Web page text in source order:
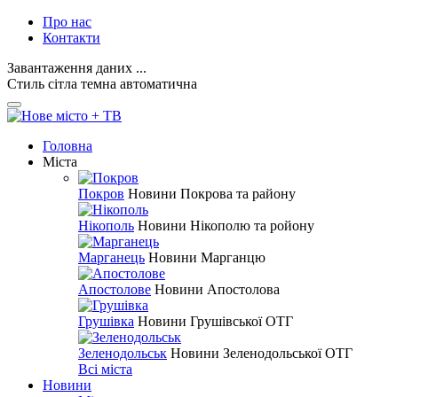
Про нас
Контакти
Завантаження даних ...
Стиль сітла темна автоматична
Головна
Міста
Покров Новини Покрова та району
Нікополь Новини Нікополю та ройону
Марганець Новини Марганцю
Апостолове Новини Апостолова
Грушівка Новини Грушівської ОТГ
Зеленодольськ Новини Зеленодольської ОТГ
Всі міста
Новини